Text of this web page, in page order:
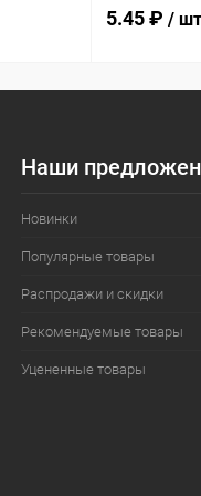
5.45 ₽ / шт
Наши
Новинки
Популярные товары
Распродажи и скидки
Рекомендуемые товары
Уцененные товары